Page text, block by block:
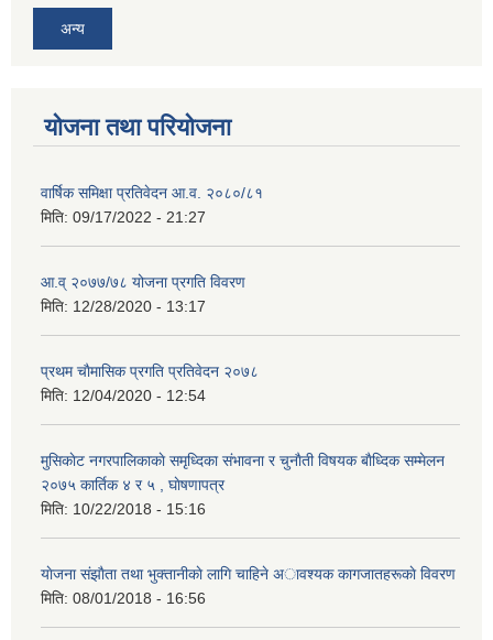
अन्य
योजना तथा परियोजना
वार्षिक समिक्षा प्रतिवेदन आ.व. २०८०/८१
मिति: 09/17/2022 - 21:27
आ.व् २०७७/७८ योजना प्रगति विवरण
मिति: 12/28/2020 - 13:17
प्रथम चाैमासिक प्रगति प्रतिवेदन २०७८
मिति: 12/04/2020 - 12:54
मुसिकाेट नगरपालिकाकाे समृध्दिका संभावना र चुनाैती विषयक बाैध्दिक सम्मेलन
२०७५ कार्तिक ४ र ५ , घाेषणापत्र
मिति: 10/22/2018 - 15:16
याेजना संझाैता तथा भुक्तानीकाे लागि चाहिने अावश्यक कागजातहरूकाे विवरण
मिति: 08/01/2018 - 16:56